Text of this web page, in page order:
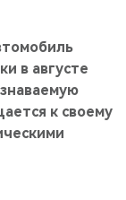
в августе
к своему